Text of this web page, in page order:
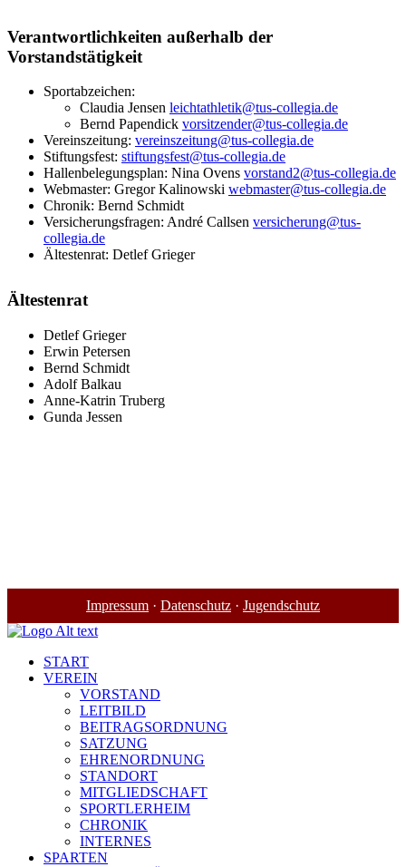
Verantwortlichkeiten außerhalb der
Vorstandstätigkeit
Sportabzeichen:
Claudia Jensen leichtathletik@tus-collegia.de
Bernd Papendick vorsitzender@tus-collegia.de
Vereinszeitung: vereinszeitung@tus-collegia.de
Stiftungsfest: stiftungsfest@tus-collegia.de
Hallenbelegungsplan: Nina Ovens vorstand2@tus-collegia.de
Webmaster: Gregor Kalinowski webmaster@tus-collegia.de
Chronik: Bernd Schmidt
Versicherungsfragen: André Callsen versicherung@tus-
collegia.de
Ältestenrat: Detlef Grieger
Ältestenrat
Detlef Grieger
Erwin Petersen
Bernd Schmidt
Adolf Balkau
Anne-Katrin Truberg
Gunda Jessen
Impressum · Datenschutz · Jugendschutz
START
VEREIN
VORSTAND
LEITBILD
BEITRAGSORDNUNG
SATZUNG
EHRENORDNUNG
STANDORT
MITGLIEDSCHAFT
SPORTLERHEIM
CHRONIK
INTERNES
SPARTEN